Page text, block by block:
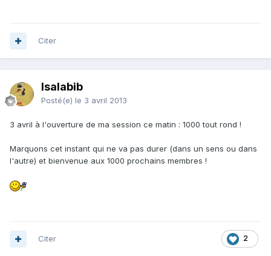
Citer
Isalabib
Posté(e) le 3 avril 2013
3 avril à l'ouverture de ma session ce matin : 1000 tout rond !
Marquons cet instant qui ne va pas durer (dans un sens ou dans
l'autre) et bienvenue aux 1000 prochains membres !
2
Citer